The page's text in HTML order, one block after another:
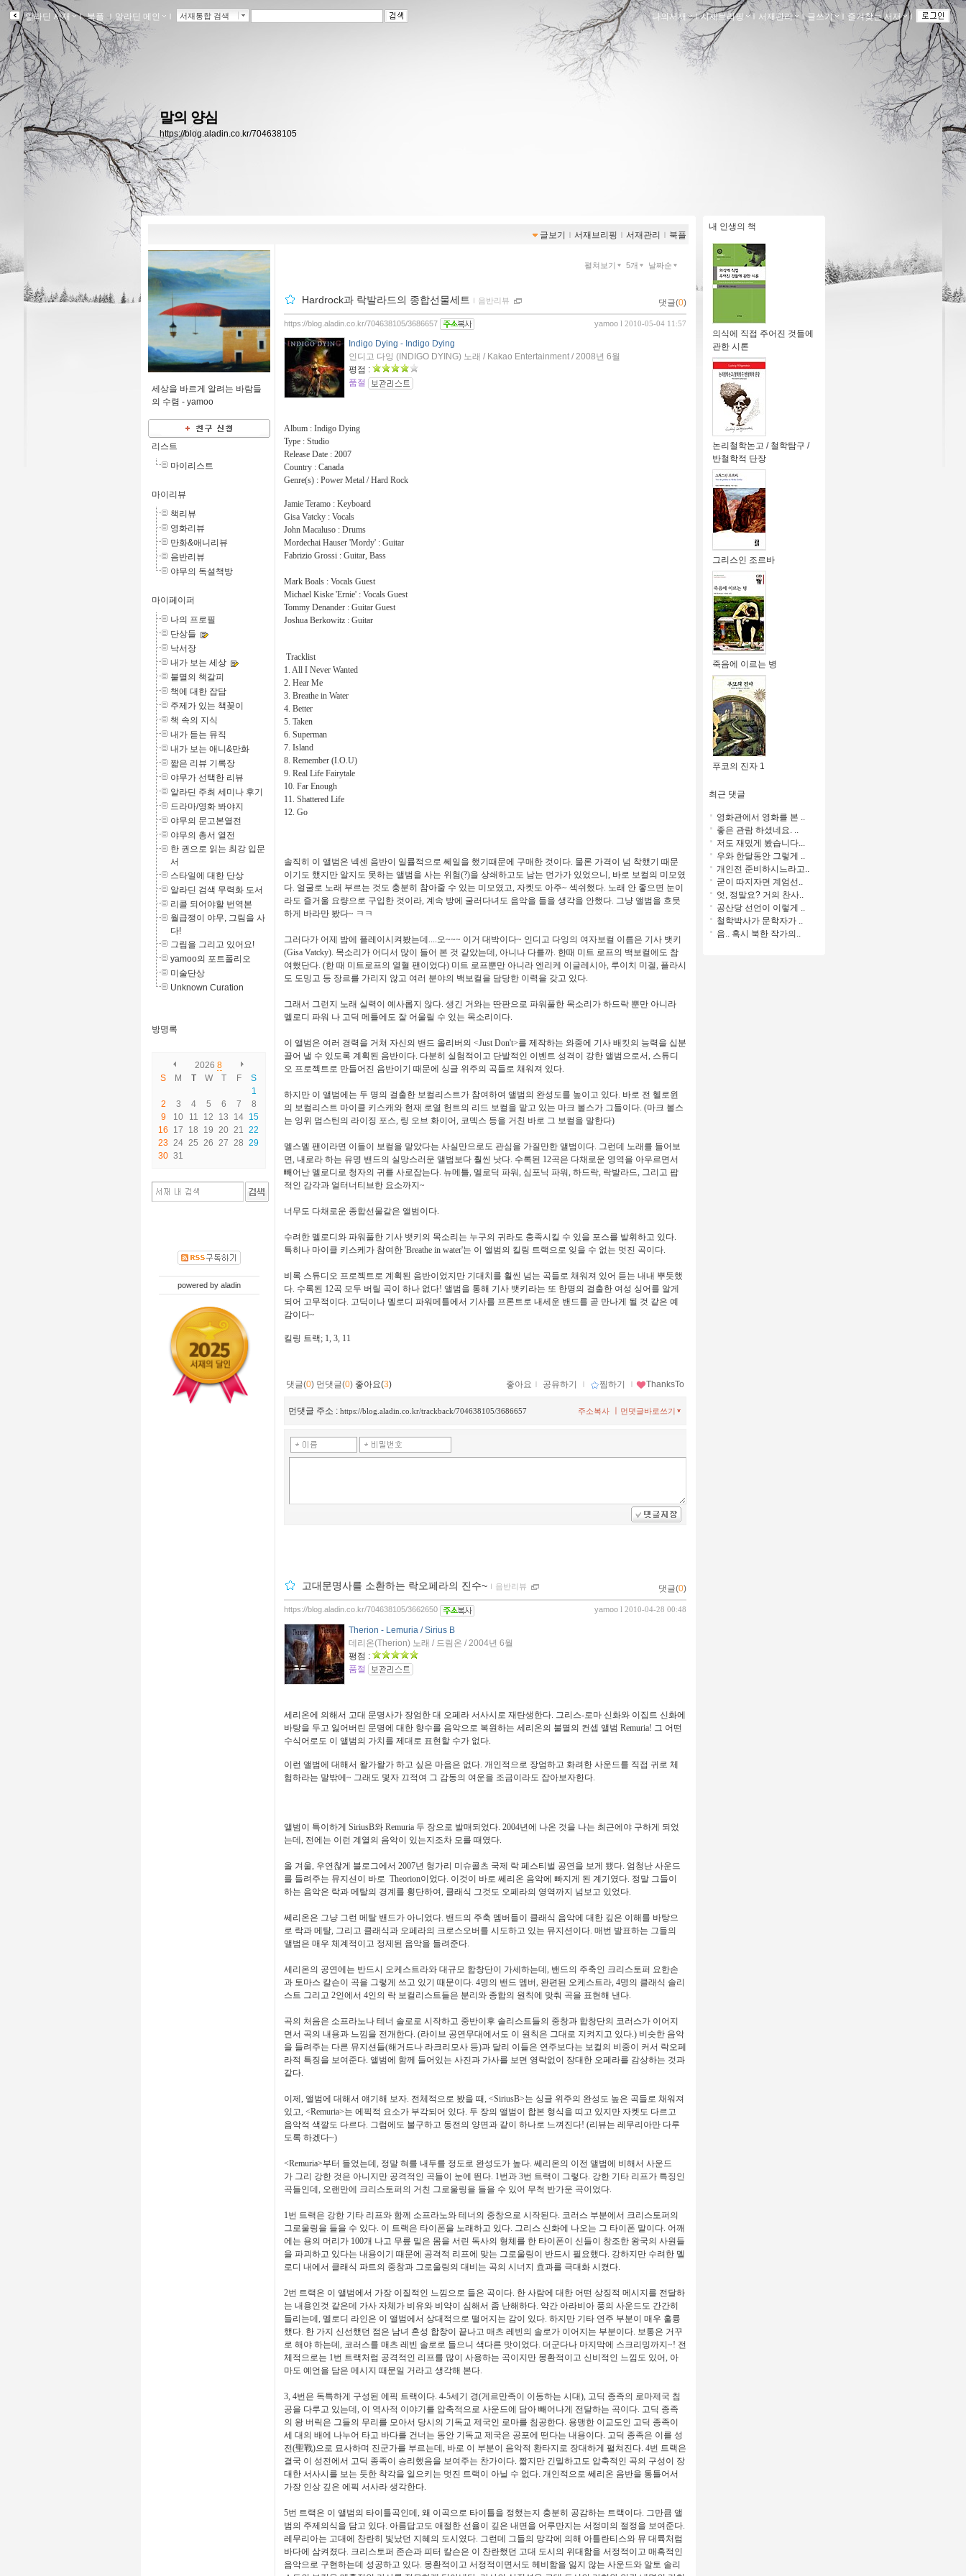
알라딘 서재 ｌ북플 ｌ알라딘 메인 서재통합 검색 나의서재 ｌ서재브리핑 ｌ 서재관리 ｌ글쓰기 ｌ 즐겨찾는 서재 ｌ
말의 양심
https://blog.aladin.co.kr/704638105
글보기 ｌ 서재브리핑 ｌ 서재관리 ｌ 북플
세상을 바르게 알려는 바람들
의 수렴 - yamoo
리스트
마이리스트
마이리뷰
책리뷰
영화리뷰
만화&애니리뷰
음반리뷰
야무의 독설책방
마이페이퍼
나의 프로필
단상들
낙서장
내가 보는 세상
불멸의 책갈피
책에 대한 잡담
주제가 있는 책꽂이
책 속의 지식
내가 듣는 뮤직
내가 보는 애니&만화
짧은 리뷰 기록장
야무가 선택한 리뷰
알라딘 주최 세미나 후기
드라마/영화 봐야지
야무의 문고본열전
야무의 총서 열전
한 권으로 읽는 최강 입문
서
스타일에 대한 단상
알라딘 검색 무력화 도서
리콜 되어야할 번역본
월급쟁이 야무, 그림을 사
다!
그림을 그리고 있어요!
yamoo의 포트폴리오
미술단상
Unknown Curation
방명록
2026 8
S
M T W T F
S
1
2
3 4 5 6 7
8
9
10 11 12 13 14 15
16
17 18 19 20 21 22
23 24 25 26 27 28 29
30 31
powered by aladin
펼쳐보기 5개 날짜순
Hardrock과 락발라드의 종합선물세트 ｌ 음반리뷰 댓글(0)
yamoo l 2010-05-04 11:57
https://blog.aladin.co.kr/704638105/3686657
Indigo Dying - Indigo Dying
인디고 다잉 (INDIGO DYING) 노래 / Kakao Entertainment / 2008년 6월
평점 :
품절
Album : Indigo Dying
Type : Studio
Release Date : 2007
Country : Canada
Genre(s) : Power Metal / Hard Rock
Jamie Teramo : Keyboard
Gisa Vatcky : Vocals
John Macaluso : Drums
Mordechai Hauser 'Mordy' : Guitar
Fabrizio Grossi : Guitar, Bass
Mark Boals : Vocals Guest
Michael Kiske 'Ernie' : Vocals Guest
Tommy Denander : Guitar Guest
Joshua Berkowitz : Guitar
Tracklist
1. All I Never Wanted
2. Hear Me
3. Breathe in Water
4. Better
5. Taken
6. Superman
7. Island
8. Remember (I.O.U)
9. Real Life Fairytale
10. Far Enough
11. Shattered Life
12. Go
솔직히 이 앨범은 넥센 음반이 일률적으로 쎄일을 했기때문에 구매한 것이다. 물론 가격이 넘 착했기 때문
이기도 했지만 알지도 못하는 앨범을 사는 위험(?)을 상쇄하고도 남는 먼가가 있었으니, 바로 보컬의 미모였
다. 얼굴로 노래 부르는 것도 충분히 참아줄 수 있는 미모였고, 자켓도 아주~ 섹쉬했다. 노래 안 좋으면 눈이
라도 즐거울 요량으로 구입한 것이라, 계속 방에 굴러다녀도 음악을 들을 생각을 안했다. 그냥 앨범을 흐믓
하게 바라만 봤다~ ㅋㅋ
그러다가 어제 밤에 플레이시켜봤는데....오~~~ 이거 대박이다~ 인디고 다잉의 여자보컬 이름은 기사 뱃키
(Gisa Vatcky). 목소리가 어디서 많이 들어 본 것 같았는데, 아니나 다를까. 한때 미트 로프의 백보컬에도 참
여했단다. (한 때 미트로프의 열혈 팬이었다) 미트 로프뿐만 아니라 엔리케 이글레시아, 루이치 미겔, 플라시
도 도밍고 등 장르를 가리지 않고 여러 분야의 백보컬을 담당한 이력을 갖고 있다.
그래서 그런지 노래 실력이 예사롭지 않다. 생긴 거와는 딴판으로 파워풀한 목소리가 하드락 뿐만 아니라
멜로디 파워 나 고딕 메틀에도 잘 어울릴 수 있는 목소리이다.
이 앨범은 여러 경력을 거쳐 자신의 밴드 올리버의 <Just Don't>를 제작하는 와중에 기사 배킷의 능력을 십분
끌어 낼 수 있도록 계획된 음반이다. 다분히 실험적이고 단발적인 이벤트 성격이 강한 앨범으로서, 스튜디
오 프로젝트로 만들어진 음반이기 때문에 싱글 위주의 곡들로 채워져 있다.
하지만 이 앨범에는 두 명의 걸출한 보컬리스트가 참여하여 앨범의 완성도를 높이고 있다. 바로 전 헬로윈
의 보컬리스트 마이클 키스캐와 현재 로열 헌트의 리드 보컬을 맡고 있는 마크 볼스가 그들이다. (마크 볼스
는 잉위 멈스틴의 라이징 포스, 링 오브 화이어, 코덱스 등을 거친 바로 그 보컬을 말한다)
멜스멜 팬이라면 이들이 보컬을 맡았다는 사실만으로도 관심을 가질만한 앨범이다. 그런데 노래를 들어보
면, 내로라 하는 유명 밴드의 실망스러운 앨범보다 훨씬 낫다. 수록된 12곡은 다채로운 영역을 아우르면서
빼어난 멜로디로 청자의 귀를 사로잡는다. 뉴메틀, 멜로딕 파워, 심포닉 파워, 하드락, 락발라드, 그리고 팝
적인 감각과 얼터너티브한 요소까지~
너무도 다채로운 종합선물같은 앨범이다.
수려한 멜로디와 파워풀한 기사 뱃키의 목소리는 누구의 귀라도 충족시킬 수 있을 포스를 발휘하고 있다.
특히나 마이클 키스케가 참여한 'Breathe in water'는 이 앨범의 킬링 트랙으로 잊을 수 없는 멋진 곡이다.
비록 스튜디오 프로젝트로 계획된 음반이었지만 기대치를 훨씬 넘는 곡들로 채워져 있어 듣는 내내 뿌듯했
다. 수록된 12곡 모두 버릴 곡이 하나 없다! 앨범을 통해 기사 뱃키라는 또 한명의 걸출한 여성 싱어를 알게
되어 고무적이다. 고딕이나 멜로디 파워메틀에서 기사를 프론트로 내세운 밴드를 곧 만나게 될 것 같은 예
감이다~
킬링 트랙; 1, 3, 11
댓글(0) 먼댓글(0) 좋아요(3) 좋아요 ｌ 공유하기 ｌ 찜하기 ｌ ThanksTo
먼댓글 주소 : https://blog.aladin.co.kr/trackback/704638105/3686657 먼댓글바로쓰기
주소복사
고대문명사를 소환하는 락오페라의 진수~ ｌ 음반리뷰 댓글(0)
yamoo l 2010-04-28 00:48
https://blog.aladin.co.kr/704638105/3662650
Therion - Lemuria / Sirius B
데리온(Therion) 노래 / 드림온 / 2004년 6월
평점 :
품절
세리온에 의해서 고대 문명사가 장엄한 대 오페라 서사시로 재탄생한다. 그리스-로마 신화와 이집트 신화에
바탕을 두고 잃어버린 문명에 대한 향수를 음악으로 복원하는 세리온의 불멸의 컨셉 앨범 Remuria! 그 어떤
수식어로도 이 앨범의 가치를 제대로 표현할 수가 없다.
이런 앨범에 대해서 왈가왈가 하고 싶은 마음은 없다. 개인적으로 장엄하고 화려한 사운드를 직접 귀로 체
험하라는 말밖에~ 그래도 몇자 끄적여 그 감동의 여운을 조금이라도 잡아보자한다.
앨범이 특이하게 SiriusB와 Remuria 두 장으로 발매되었다. 2004년에 나온 것을 나는 최근에야 구하게 되었
는데, 전에는 이런 계열의 음악이 있는지조차 모를 때였다.
올 겨울, 우연찮게 블로그에서 2007년 헝가리 미슈콜츠 국제 락 페스티벌 공연을 보게 됐다. 엄청난 사운드
를 들려주는 뮤지션이 바로 Theorion이었다. 이것이 바로 쎄리온 음악에 빠지게 된 계기였다. 정말 그들이
하는 음악은 락과 메탈의 경계를 횡단하여, 클래식 그것도 오페라의 영역까지 넘보고 있었다.
쎄리온은 그냥 그런 메탈 밴드가 아니었다. 밴드의 주축 멤버들이 클래식 음악에 대한 깊은 이해를 바탕으
로 락과 메탈, 그리고 클래식과 오페라의 크로스오버를 시도하고 있는 뮤지션이다. 매번 발표하는 그들의
앨범은 매우 체계적이고 정제된 음악을 들려준다.
세리온의 공연에는 반드시 오케스트라와 대규모 합창단이 가세하는데, 밴드의 주축인 크리스토퍼 요한손
과 토마스 칼슨이 곡을 그렇게 쓰고 있기 때문이다. 4명의 밴드 멤버, 완편된 오케스트라, 4명의 클래식 솔리
스트 그리고 2인에서 4인의 락 보컬리스트들은 분리와 종합의 원칙에 맞춰 곡을 표현해 낸다.
곡의 처음은 소프라노나 테너 솔로로 시작하고 중반이후 솔리스트들의 중창과 합창단의 코러스가 이어지
면서 곡의 내용과 느낌을 전개한다. (라이브 공연무대에서도 이 원칙은 그대로 지켜지고 있다.) 비슷한 음악
을 들려주는 다른 뮤지션들(해거드나 라크리모사 등)과 달리 이들은 연주보다는 보컬의 비중이 커서 락오페
라적 특징을 보여준다. 앨범에 함께 들어있는 사진과 가사를 보면 영락없이 장대한 오페라를 감상하는 것과
같다.
이제, 앨범에 대해서 얘기해 보자. 전체적으로 봤을 때, <SiriusB>는 싱글 위주의 완성도 높은 곡들로 채워져
있고, <Remuria>는 에픽적 요소가 부각되어 있다. 두 장의 앨범이 합본 형식을 띠고 있지만 자켓도 다르고
음악적 색깔도 다르다. 그럼에도 불구하고 동전의 양면과 같이 하나로 느껴진다! (리뷰는 레무리아만 다루
도록 하겠다~)
<Remuria>부터 들었는데, 정말 혀를 내두를 정도로 완성도가 높다. 쎄리온의 이전 앨범에 비해서 사운드
가 그리 강한 것은 아니지만 공격적인 곡들이 눈에 띈다. 1번과 3번 트랙이 그렇다. 강한 기타 리프가 특징인
곡들인데, 오랜만에 크리스토퍼의 거친 그로울링을 들을 수 있어 무척 반가운 곡이었다.
1번 트랙은 강한 기타 리프와 함께 소프라노와 테너의 중창으로 시작된다. 코러스 부분에서 크리스토퍼의
그로울링을 들을 수 있다. 이 트랙은 타이폰을 노래하고 있다. 그리스 신화에 나오는 그 타이폰 말이다. 어깨
에는 용의 머리가 100개 나고 무릎 밑은 몸을 서린 독사의 형체를 한 타이폰이 신들이 창조한 왕국의 사원들
을 파괴하고 있다는 내용이기 때문에 공격적 리프에 맞는 그로울링이 반드시 필요했다. 강하지만 수려한 멜
로디 내에서 클래식 파트의 중창과 그로울링의 대비는 곡의 시너지 효과를 극대화 시켰다.
2번 트랙은 이 앨범에서 가장 이질적인 느낌으로 들은 곡이다. 한 사람에 대한 어떤 상징적 메시지를 전달하
는 내용인것 같은데 가사 자체가 비유와 비약이 심해서 좀 난해하다. 약간 아라비아 풍의 사운드도 간간히
들리는데, 멜로디 라인은 이 앨범에서 상대적으로 떨어지는 감이 있다. 하지만 기타 연주 부분이 매우 훌륭
했다. 한 가지 신선했던 점은 남녀 혼성 합창이 끝나고 매츠 레빈의 솔로가 이어지는 부분이다. 보통은 거꾸
로 해야 하는데, 코러스를 매츠 레빈 솔로로 들으니 색다른 맛이었다. 더군다나 마지막에 스크리밍까지~! 전
체적으로는 1번 트랙처럼 공격적인 리프를 많이 사용하는 곡이지만 몽환적이고 신비적인 느낌도 있어, 아
마도 예언을 담은 메시지 때문일 거라고 생각해 본다.
3, 4번은 독특하게 구성된 에픽 트랙이다. 4-5세기 경(게르만족이 이동하는 시대), 고딕 종족의 로마제국 침
공을 다루고 있는데, 이 역사적 이야기를 압축적으로 사운드에 담아 빼어나게 전달하는 곡이다. 고딕 종족
의 왕 버릭은 그들의 무리를 모아서 당시의 기독교 제국인 로마를 침공한다. 용맹한 이교도인 고딕 종족이
세 대의 배에 나누어 타고 바다를 건너는 동안 기독교 제국은 공포에 떤다는 내용이다. 고딕 종족은 이를 성
전(聖戰)으로 묘사하며 진군가를 부르는데, 바로 이 부분이 음악적 환타지로 장대하게 펼쳐진다. 4번 트랙은
결국 이 성전에서 고딕 종족이 승리했음을 보여주는 찬가이다. 짧지만 긴밀하고도 압축적인 곡의 구성이 장
대한 서사시를 보는 듯한 착각을 일으키는 멋진 트랙이 아닐 수 없다. 개인적으로 쎄리온 음반을 통틀어서
가장 인상 깊은 에픽 서사라 생각한다.
5번 트랙은 이 앨범의 타이틀곡인데, 왜 이곡으로 타이틀을 정했는지 충분히 공감하는 트랙이다. 그만큼 앨
범의 주제의식을 담고 있다. 아름답고도 애절한 선율이 깊은 내면을 어루만지는 서정미의 절정을 보여준다.
레무리아는 고대에 찬란히 빛났던 지혜의 도시였다. 그런데 그들의 망각에 의해 아틀란티스와 뮤 대륙처럼
바다에 삼켜졌다. 크리스토퍼 존슨과 피터 칼슨은 이 찬란했던 고대 도시의 위대함을 서정적이고 매혹적인
음악으로 구현하는데 성공하고 있다. 몽환적이고 서정적이면서도 헤비함을 잃지 않는 사운드와 알토 솔리
내 인생의 책
의식에 직접 주어진 것들에
관한 시론
논리철학논고 / 철학탐구 /
반철학적 단장
그리스인 조르바
죽음에 이르는 병
푸코의 진자 1
최근 댓글
영화관에서 영화를 본 ..
좋은 관람 하셨네요. ..
저도 재밌게 봤습니다...
우와 한달동안 그렇게 ..
개인전 준비하시느라고..
굳이 따지자면 계엄선..
엇, 정말요? 거의 찬사..
공산당 선언이 이렇게 ..
철학박사가 문학자가 ..
음.. 혹시 북한 작가의..